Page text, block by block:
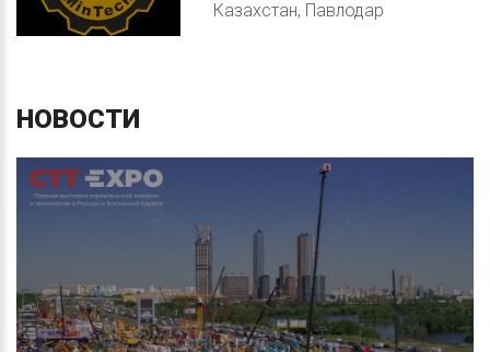
Казахстан, Павлодар
НОВОСТИ